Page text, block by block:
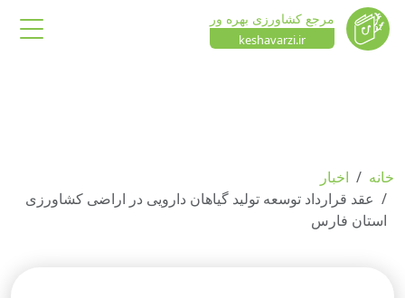
مرجع کشاورزی بهره ور
keshavarzi.ir
خانه
اخبار
عقد قرارداد توسعه تولید گیاهان دارویی در اراضی کشاورزی
استان فارس